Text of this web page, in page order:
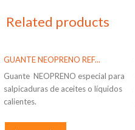
Related products
GUANTE NEOPRENO REF...
Guante NEOPRENO especial para
salpicaduras de aceites o líquidos
calientes.